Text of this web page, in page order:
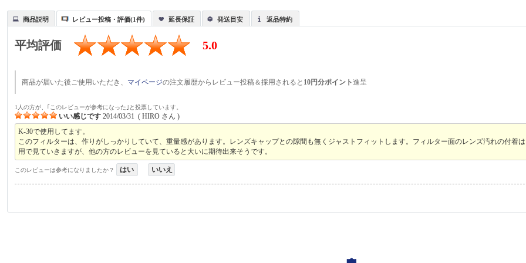
商品説明 レビュー投稿・評価(1件) 延長保証 発送目安 返品特約
平均評価 5.0
商品が届いた後ご使用いただき、 マイページの注文履歴からレビュー投稿＆採用されると 10円分ポイント進呈
1人の方が、｢このレビューが参考になった｣と投票しています。
いい感じです 2014/03/31 (HIRO さん )
K-30で使用してます。
このフィルターは、作りがしっかりしていて、重量感があります。レンズキャップとの隙間も無くジャストフィットします。フィルター面のレンズ汚れの付着
用で見ていきますが、他の方のレビューを見ていると大いに期待出来そうです。
このレビューは参考になりましたか？ はい いいえ